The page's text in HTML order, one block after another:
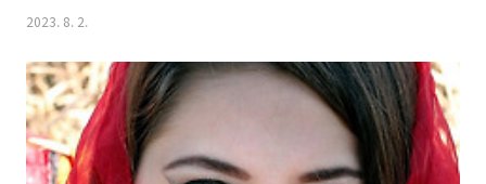
다. 2층까지 있어서 미리 예약하면 2층에 단체로 사용이 가능하다고 하
체적으로 넓고 좋아요. 아주 맛깔스럽고 보기도 좋지 않나요? 친절한 직
원분이 직접 구워주셔서 더 좋았어요. ㅎㅎ 최고의 식감과 한우곱창의 풍
미가 끝내줘요. 굿굿 더 말이 필요없는듯.... 술맛 땅기는 한우곱창 추천
드립니다. 꼭 방문해서 드셔보세요. 내돈내고 직접 먹은 후기 입니다.
https://pilgu.co.kr/ 필구양곱창 - 대구양곱창맛집/특양구이/..
2023. 8. 2.